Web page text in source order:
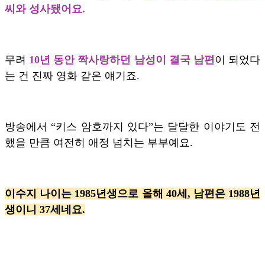
씨와 성사됐어요.
무려 10년 동안 짝사랑하던 남성이 결국 남편이 되었다
는 건 진짜 영화 같은 얘기죠.
방송에서 “키스 암호까지 있다”는 달달한 이야기도 전
했을 만큼 여전히 애정 넘치는 부부예요.
이수지 나이는 1985년생으로 올해 40세, 남편은 1988년
생이니 37세네요.